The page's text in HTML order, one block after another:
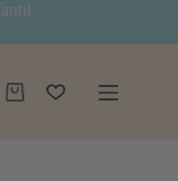
Carro